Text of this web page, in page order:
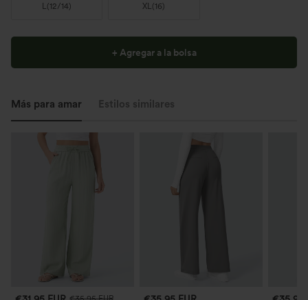
L(12/14) XL(16)
+ Agregar a la bolsa
Más para amar Estilos similares